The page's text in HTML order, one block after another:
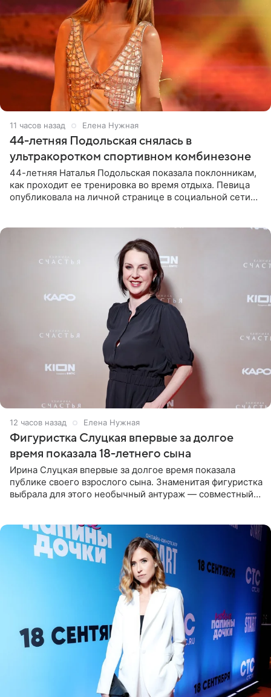
11 часов назад Елена Нужная
44-летняя Подольская снялась в
ультракоротком спортивном комбинезоне
44-летняя Наталья Подольская показала поклонникам,
как проходит ее тренировка во время отдыха. Певица
опубликовала на личной странице в социальной сети
12 часов назад Елена Нужная
Фигуристка Слуцкая впервые за долгое
время показала 18-летнего сына
Ирина Слуцкая впервые за долгое время показала
публике своего взрослого сына. Знаменитая фигуристка
выбрала для этого необычный антураж — совместный